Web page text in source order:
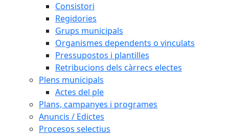
Consistori
Regidories
Grups municipals
Organismes dependents o vinculats
Pressupostos i plantilles
Retribucions dels càrrecs electes
Plens municipals
Actes del ple
Plans, campanyes i programes
Anuncis / Edictes
Procesos selectius